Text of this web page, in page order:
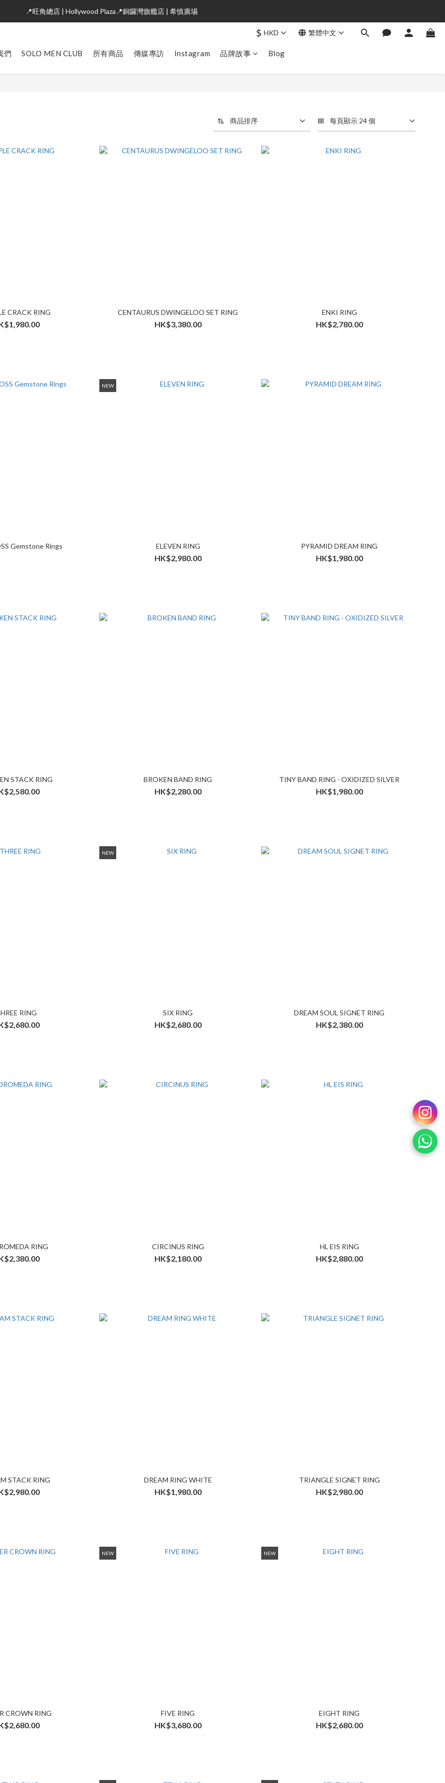
📍旺角總店 | Hollywood Plaza📍銅鑼灣旗艦店 | 希慎廣埸
$ HKD 繁體中文
們 SOLO MEN CLUB 所有商品 傳媒專訪 Instagram 品牌故事 Blog
商品排序 每頁顯示 24 個
CRACK RING CENTAURUS DWINGELOO SET RING
HK$3,380.00
ENKI RING
HK$2,780.00
Gemstone Rings
NEW
ELEVEN RING
HK$2,980.00
PYRAMID DREAM RING
HK$1,980.00
STACK RING BROKEN BAND RING
HK$2,280.00
TINY BAND RING - OXIDIZED SILVER
HK$1,980.00
RING
NEW
SIX RING
HK$2,680.00
DREAM SOUL SIGNET RING
HK$2,380.00
RING CIRCINUS RING
HK$2,180.00
HL EIS RING
HK$2,880.00
STACK RING DREAM RING WHITE
HK$1,980.00
TRIANGLE SIGNET RING
HK$2,980.00
CROWN RING
NEW
FIVE RING
HK$3,680.00
NEW
EIGHT RING
HK$2,680.00